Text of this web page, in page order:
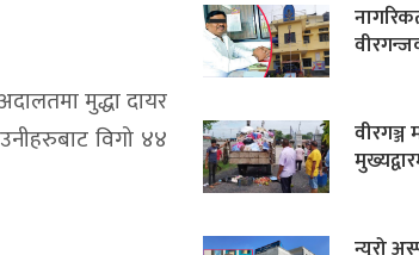
मुद्धा दायर
विगो ४४